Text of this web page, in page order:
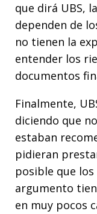
que dirá UBS,
dependen de
no tienen la
entender los
documentos
Finalmente,
diciendo que
estaban
pidieran
posible que
argumento
en muy pocos